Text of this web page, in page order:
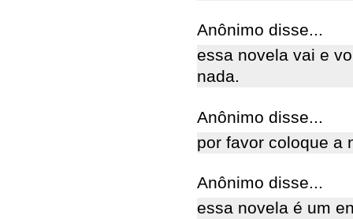
Anônimo disse...
essa novela vai e
nada.
Anônimo disse...
por favor coloque a
Anônimo disse...
essa novela é um